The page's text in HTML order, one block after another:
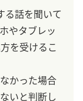
る話を聞いて
やタブレッ
を受けるこ
かった場合
いと判断し